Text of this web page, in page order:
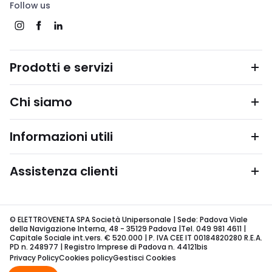
Follow us
Prodotti e servizi
Chi siamo
Informazioni utili
Assistenza clienti
© ELETTROVENETA SPA Società Unipersonale | Sede: Padova Viale
della Navigazione Interna, 48 - 35129 Padova |Tel. 049 981 4611 |
Capitale Sociale int.vers. € 520.000 | P. IVA CEE IT 00184820280 R.E.A.
PD n. 248977 | Registro Imprese di Padova n. 44121bis
Privacy PolicyCookies policyGestisci Cookies